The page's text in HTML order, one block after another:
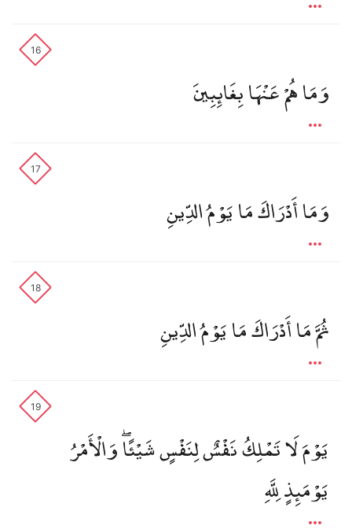
16
وَمَا هُمْ عَنْهَا بِغَائِبِينَ
17
وَمَا أَدْرَاكَ مَا يَوْمُ الدِّينِ
18
ثُمَّ مَا أَدْرَاكَ مَا يَوْمُ الدِّينِ
19
يَوْمَ لَا تَمْلِكُ نَفْسٌ لِنَفْسٍ شَيْئًا ۖ وَالْأَمْرُ
يَوْمَئِذٍ لِلَّهِ